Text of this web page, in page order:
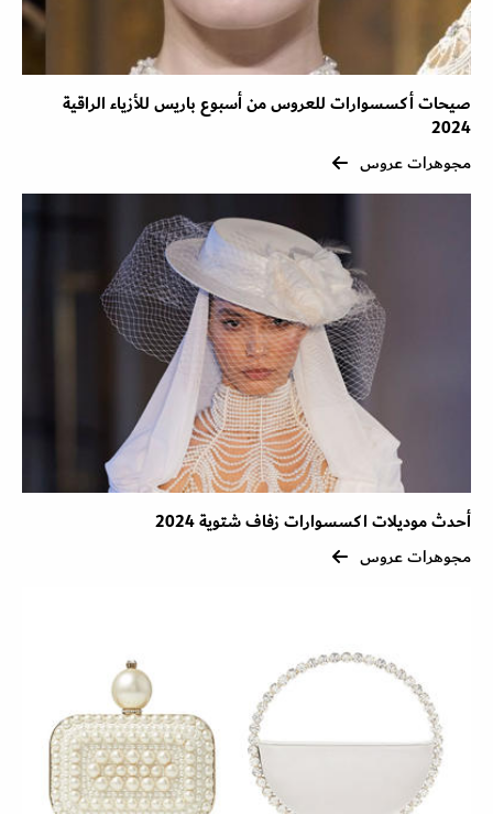
صيحات أكسسوارات للعروس من أسبوع باريس للأزياء الراقية
2024
مجوهرات عروس
أحدث موديلات اكسسوارات زفاف شتوية 2024
مجوهرات عروس